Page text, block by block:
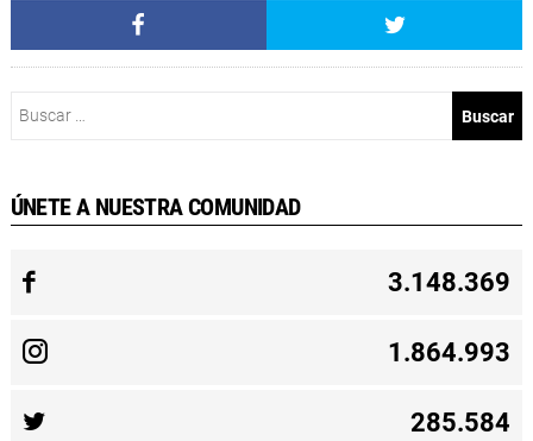
ÚNETE A NUESTRA COMUNIDAD
3.148.369
1.864.993
285.584